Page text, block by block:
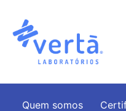
Quem somos